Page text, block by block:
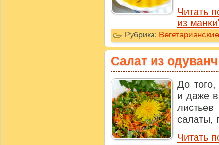
Читать
из
Рубрика:
Салат из
До того,
и даже
салаты,
Читать